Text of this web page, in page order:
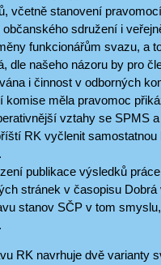
včetně stanovení
sdružení i
funkcionářům svazu, a
dle našeho názoru by pro
i činnost v odborných
komise měla pravomoc
vztahy se SPMS
RK vyčlenit
publikace výsledků
stránek v časopisu Dobrá
stanov SČP v tom
RK navrhuje dvě varianty